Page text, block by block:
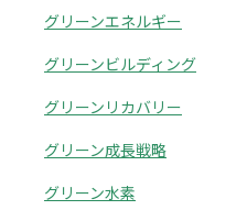
グリーンエネルギー
グリーンビルディング
グリーンリカバリー
グリーン成長戦略
グリーン水素